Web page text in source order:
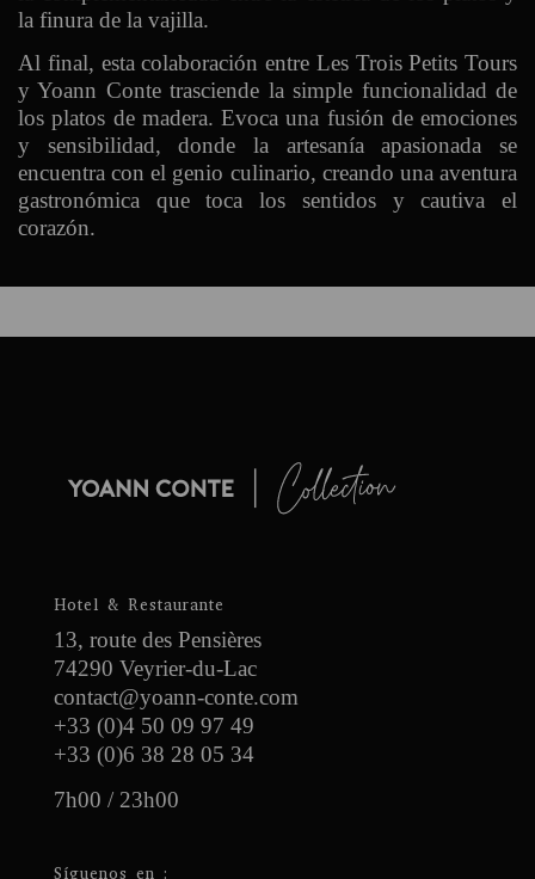
la finura de la vajilla.
Al final, esta colaboración entre Les Trois Petits Tours
y Yoann Conte trasciende la simple funcionalidad de
los platos de madera. Evoca una fusión de emociones
y sensibilidad, donde la artesanía apasionada se
encuentra con el genio culinario, creando una aventura
gastronómica que toca los sentidos y cautiva el
corazón.
Hotel & Restaurante
13, route des Pensières
74290 Veyrier-du-Lac
contact@yoann-conte.com
+33 (0)4 50 09 97 49
+33 (0)6 38 28 05 34
7h00 / 23h00
Síguenos en :